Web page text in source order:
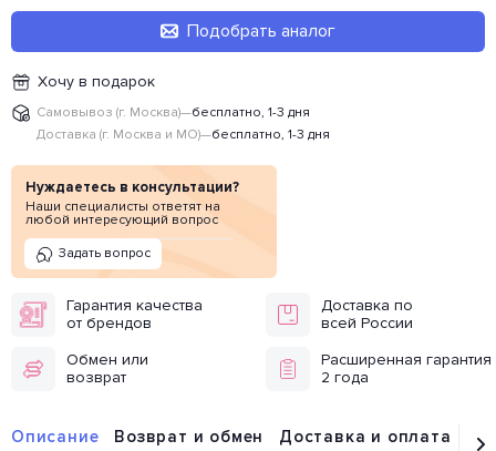
Подобрать аналог
Хочу в подарок
Самовывоз (г. Москва)—бесплатно, 1-3 дня
Доставка (г. Москва и МО)—бесплатно, 1-3 дня
Нуждаетесь в консультации?
Наши специалисты ответят на
любой интересующий вопрос
Задать вопрос
Гарантия качества
от брендов
Доставка по
всей России
Обмен или
возврат
Расширенная гарантия
2 года
Описание Возврат и обмен Доставка и оплата